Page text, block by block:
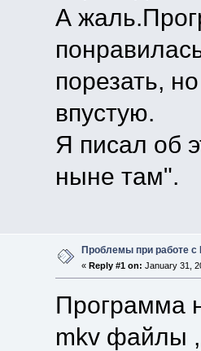
А
порезать,
впустую.
Я писал об
ныне там".
Проблемы при работе
« Reply #1 on: January 31,
Программа
mkv файлы